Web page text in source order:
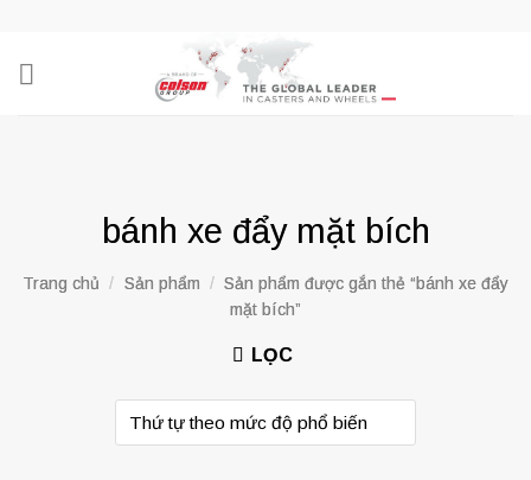
content
bánh xe đẩy mặt bích
Trang chủ / Sản phẩm / Sản phẩm được gắn thẻ “bánh xe đẩy
mặt bích”
LỌC